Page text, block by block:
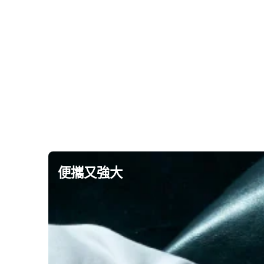
便攜又強大